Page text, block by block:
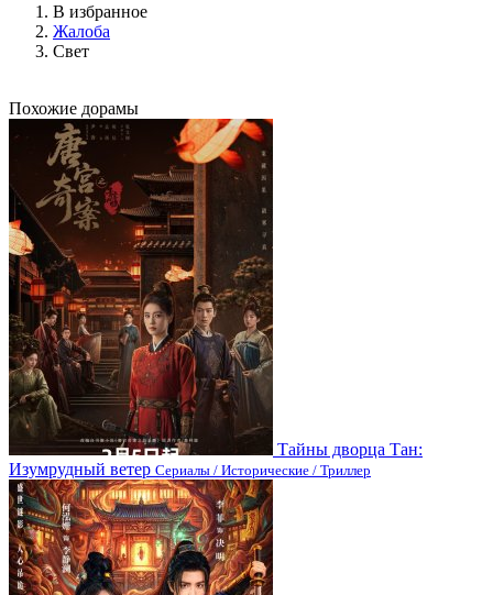
В избранное
Жалоба
Свет
Похожие дорамы
Тайны дворца Тан:
Изумрудный ветер Сериалы / Исторические / Триллер